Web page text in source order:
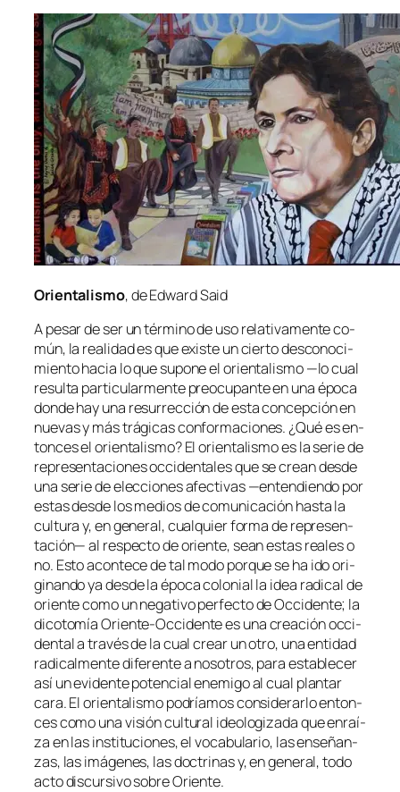
Orientalismo, de Edward Said
A pe­sar de ser un tér­mino de uso re­la­ti­va­men­te co­
mún, la reali­dad es que exis­te un cier­to des­co­no­ci­
mien­to ha­cia lo que su­po­ne el orien­ta­lis­mo —lo cual
re­sul­ta par­ti­cu­lar­men­te preo­cu­pan­te en una épo­ca
don­de hay una re­su­rrec­ción de es­ta con­cep­ción en
nue­vas y más trá­gi­cas con­for­ma­cio­nes. ¿Qué es en­
ton­ces el orien­ta­lis­mo? El orien­ta­lis­mo es la se­rie de
re­pre­sen­ta­cio­nes oc­ci­den­ta­les que se crean des­de
una se­rie de elec­cio­nes afec­ti­vas —en­ten­dien­do por
es­tas des­de los me­dios de co­mu­ni­ca­ción has­ta la
cul­tu­ra y, en ge­ne­ral, cual­quier for­ma de re­pre­sen­
ta­ción— al res­pec­to de orien­te, sean es­tas reales o
no. Esto acon­te­ce de tal mo­do por­que se ha ido ori­
gi­nan­do ya des­de la épo­ca co­lo­nial la idea ra­di­cal de
orien­te co­mo un ne­ga­ti­vo per­fec­to deOccidente; la
di­co­to­míaOriente-Occidentees una crea­ción oc­ci­
den­tal a tra­vés de la cual crear un otro, una en­ti­dad
ra­di­cal­men­te di­fe­ren­te a no­so­tros, pa­ra es­ta­ble­cer
así un evi­den­te po­ten­cial enemi­go al cual plan­tar
ca­ra. El orien­ta­lis­mo po­dría­mos con­si­de­rar­lo en­ton­
ces co­mo una vi­sión cul­tu­ral ideo­lo­gi­za­da que en­raí­
za en las ins­ti­tu­cio­nes, el vo­ca­bu­la­rio, las en­se­ñan­
zas, las imá­ge­nes, las doc­tri­nas y, en ge­ne­ral, to­do
ac­to dis­cur­si­vo so­bre Oriente.